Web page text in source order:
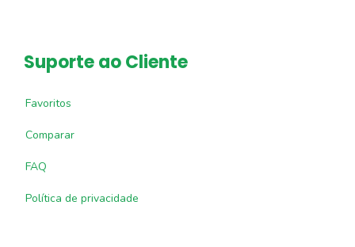
Suporte ao Cliente
Favoritos
Comparar
FAQ
Política de privacidade